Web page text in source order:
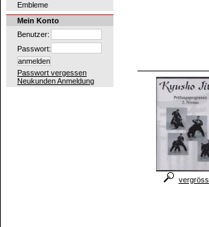
Embleme
Mein Konto
Benutzer:
Passwort:
Passwort vergessen
Neukunden Anmeldung